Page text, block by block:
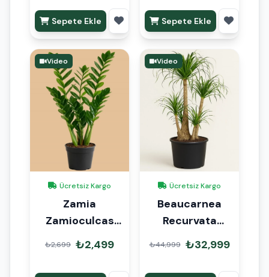
Sepete Ekle Sepete Ekle
Video
Ücretsiz Kargo
Zamia
Zamioculcas
90cm
₺2,699 ₺2,499
Video
Ücretsiz Kargo
Beaucarnea
Recurvata
Nolina Fil Ayağı
₺44,999 ₺32,999